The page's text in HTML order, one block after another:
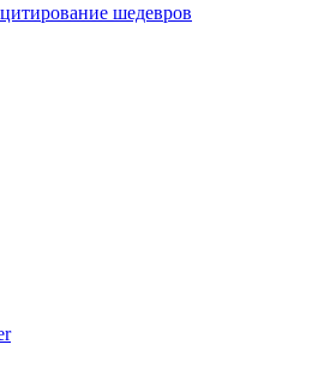
цитирование шедевров